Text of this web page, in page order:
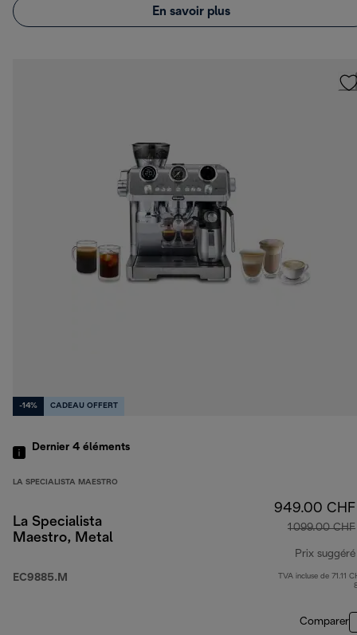
En savoir plus
-14% CADEAU OFFERT
Dernier 4 éléments
LA SPECIALISTA MAESTRO
La Specialista
Maestro, Metal
EC9885.M
949.00 CHF
1 099.00 CHF
Prix suggéré
TVA incluse de 71.11
Comparer